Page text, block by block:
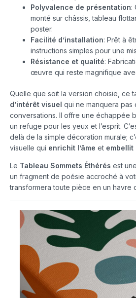
Polyvalence de présentation:
monté sur châssis, tableau
poster.
Facilité d’installation: Prêt à
instructions simples pour une
Résistance et qualité:
œuvre qui reste magnifique
Quelle que soit la version choisie, ce
d’intérêt visuel qui ne manquera pas
conversations. Il offre une échappée
un refuge pour les yeux et l’esprit.
delà de la simple décoration murale;
visuelle qui enrichit l’âme et embellit
Le Tableau Sommets Éthérés est
un fragment de poésie accroché à
transformera toute pièce en un havre